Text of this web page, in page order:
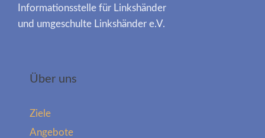
Informationsstelle für Linkshänder
und umgeschulte Linkshänder e.V.
Über uns
Ziele
Angebote